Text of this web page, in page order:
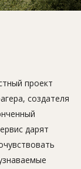
проект
создателя
дарят